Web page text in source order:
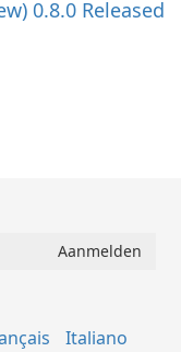
0.8.0 Released
Italiano